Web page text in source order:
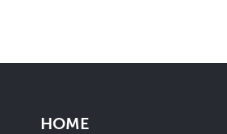
HOME